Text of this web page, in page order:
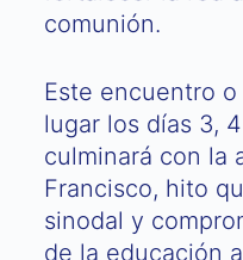
comunión.
Este encuentro o
lugar los días 3,
culminará con la
Francisco, hito
sinodal y
de la educación